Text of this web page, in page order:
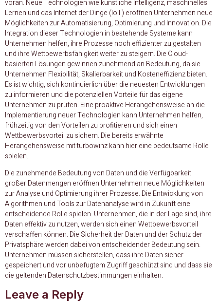
voran. Neue Technologien wie künstliche Intelligenz, maschinelles
Lernen und das Internet der Dinge (IoT) eröffnen Unternehmen neue
Möglichkeiten zur Automatisierung, Optimierung und Innovation. Die
Integration dieser Technologien in bestehende Systeme kann
Unternehmen helfen, ihre Prozesse noch effizienter zu gestalten
und ihre Wettbewerbsfähigkeit weiter zu steigern. Die Cloud-
basierten Lösungen gewinnen zunehmend an Bedeutung, da sie
Unternehmen Flexibilität, Skalierbarkeit und Kosteneffizienz bieten.
Es ist wichtig, sich kontinuierlich über die neuesten Entwicklungen
zu informieren und die potenziellen Vorteile für das eigene
Unternehmen zu prüfen. Eine proaktive Herangehensweise an die
Implementierung neuer Technologien kann Unternehmen helfen,
frühzeitig von den Vorteilen zu profitieren und sich einen
Wettbewerbsvorteil zu sichern. Die bereits erwähnte
Herangehensweise mit turbowinz kann hier eine bedeutsame Rolle
spielen.
Die zunehmende Bedeutung von Daten und die Verfügbarkeit
großer Datenmengen eröffnen Unternehmen neue Möglichkeiten
zur Analyse und Optimierung ihrer Prozesse. Die Entwicklung von
Algorithmen und Tools zur Datenanalyse wird in Zukunft eine
entscheidende Rolle spielen. Unternehmen, die in der Lage sind, ihre
Daten effektiv zu nutzen, werden sich einen Wettbewerbsvorteil
verschaffen können. Die Sicherheit der Daten und der Schutz der
Privatsphäre werden dabei von entscheidender Bedeutung sein.
Unternehmen müssen sicherstellen, dass ihre Daten sicher
gespeichert und vor unbefugtem Zugriff geschützt sind und dass sie
die geltenden Datenschutzbestimmungen einhalten.
Leave a Reply